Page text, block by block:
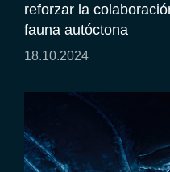
reforzar la
fauna autóctona
18.10.2024